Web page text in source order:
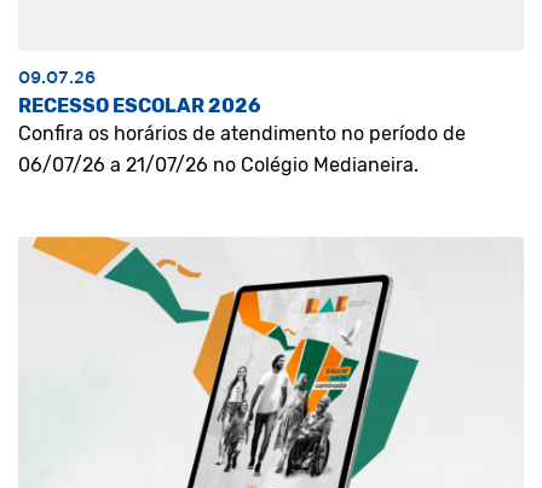
09.07.26
RECESSO ESCOLAR 2026
Confira os horários de atendimento no período de
06/07/26 a 21/07/26 no Colégio Medianeira.